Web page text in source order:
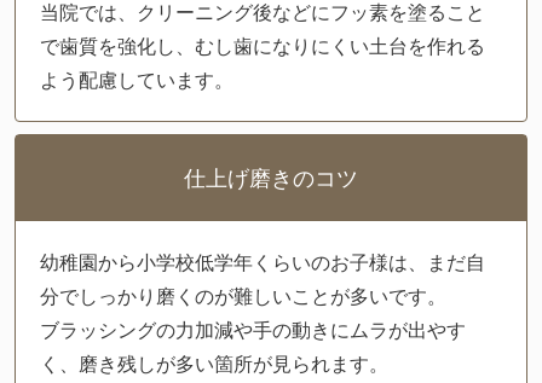
当院では、クリーニング後などにフッ素を塗ること
で歯質を強化し、むし歯になりにくい土台を作れる
よう配慮しています。
仕上げ磨きのコツ
幼稚園から小学校低学年くらいのお子様は、まだ自
分でしっかり磨くのが難しいことが多いです。
ブラッシングの力加減や手の動きにムラが出やす
く、磨き残しが多い箇所が見られます。